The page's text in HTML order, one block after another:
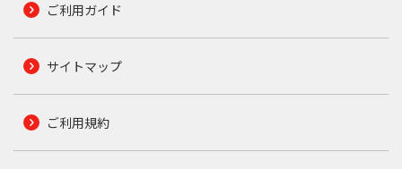
ご利用ガイド
サイトマップ
ご利用規約